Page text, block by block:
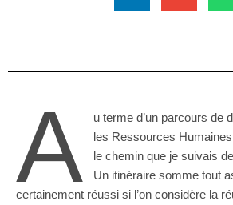
A
u terme d’un parcours de
les Ressources
le chemin que je suivais
Un itinéraire somme tout
certainement réussi si l’on considère la